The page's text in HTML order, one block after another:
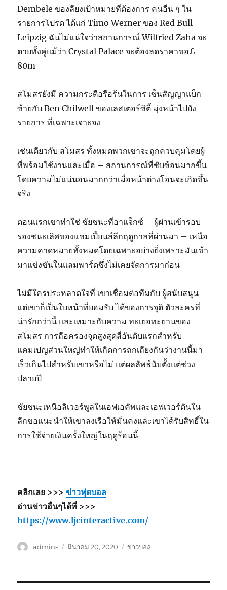
Dembele ของลียงเป้าหมายที่ต้องการ คนอื่น ๆ ใน
รายการโปรด ได้แก่ Timo Werner ของ Red Bull
Leipzig ฉันไม่แน่ใจว่าสถานการณ์ Wilfried Zaha จะ
ตายทั้งคู่แม้ว่า Crystal Palace จะต้องลดราคาขอ£
80m
สโมสรยังมี ความกระตือรือร้นในการ เซ็นสัญญาแบ็ก
ซ้ายกับ Ben Chilwell ของเลสเตอร์ซิตี้ มุ่งหน้าไปยัง
รายการ ที่เฉพาะเจาะจง
เช่นเดียวกับ สโมสร ทั้งหมดพวกเขาจะถูกควบคุมโดยผู้
ที่พร้อมใช้งานและเมื่อ – สถานการณ์ที่ซับซ้อนมากขึ้น
โดยความไม่แน่นอนมากกว่าเมื่อหน้าต่างโอนจะเกิดขึ้น
จริง
ตอนแรกเขาทำใช่ ชัยชนะที่อาแจ็กซ์ – ผู้ผ่านเข้ารอบ
รองชนะเลิศของแชมเปี้ยนส์ลีกฤดูกาลที่ผ่านมา – เหนือ
ความคาดหมายทั้งหมดโดยเฉพาะอย่างยิ่งเพราะมันเข้า
มาแข่งขันในแลมพาร์ดซึ่งไม่เคยจัดการมาก่อน
ไม่มีใครประหลาดใจที่ เขาเชื่อมต่อทีมกับ ผู้สนับสนุน
แต่เขาก็เป็นใบหน้าที่ยอมรับ ได้ของการจุติ ตัวละครที่
น่ารักกว่านี้ และเหมาะกับความ ทะเยอทะยานของ
สโมสร การถือครองจุดสูงสุดสี่อันดับแรกสำหรับ
แคมเปญส่วนใหญ่ทำให้เกิดการถกเถียงกันว่างานนี้มา
เร็วเกินไปสำหรับเขาหรือไม่ แต่ผลลัพธ์นับตั้งแต่ช่วง
ปลายปี
ชัยชนะเหนือลิเวอร์พูลในเอฟเอคัพและเอฟเวอร์ตันใน
ลีกขอแนะนำให้เขาลงเรือให้มั่นคงและเขาได้รับสิทธิ์ใน
การใช้จ่ายเงินครั้งใหญ่ในฤดูร้อนนี้
คลิกเลย >>>ข่าวฟุตบอล
อ่านข่าวอื่นๆได้ที่ >>>
https://www.ljcinteractive.com/
ผู้
admins
เขียน
มีนาคม 20, 2020
หมวด
ข่าวบอล